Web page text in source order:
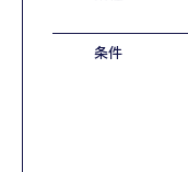
条件